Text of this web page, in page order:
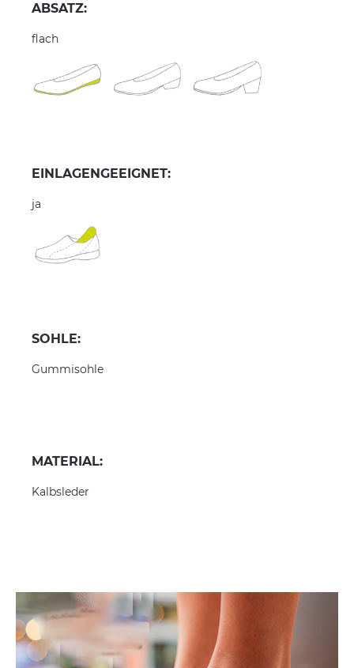
ABSATZ:
flach
EINLAGENGEEIGNET:
ja
SOHLE:
Gummisohle
MATERIAL:
Kalbsleder